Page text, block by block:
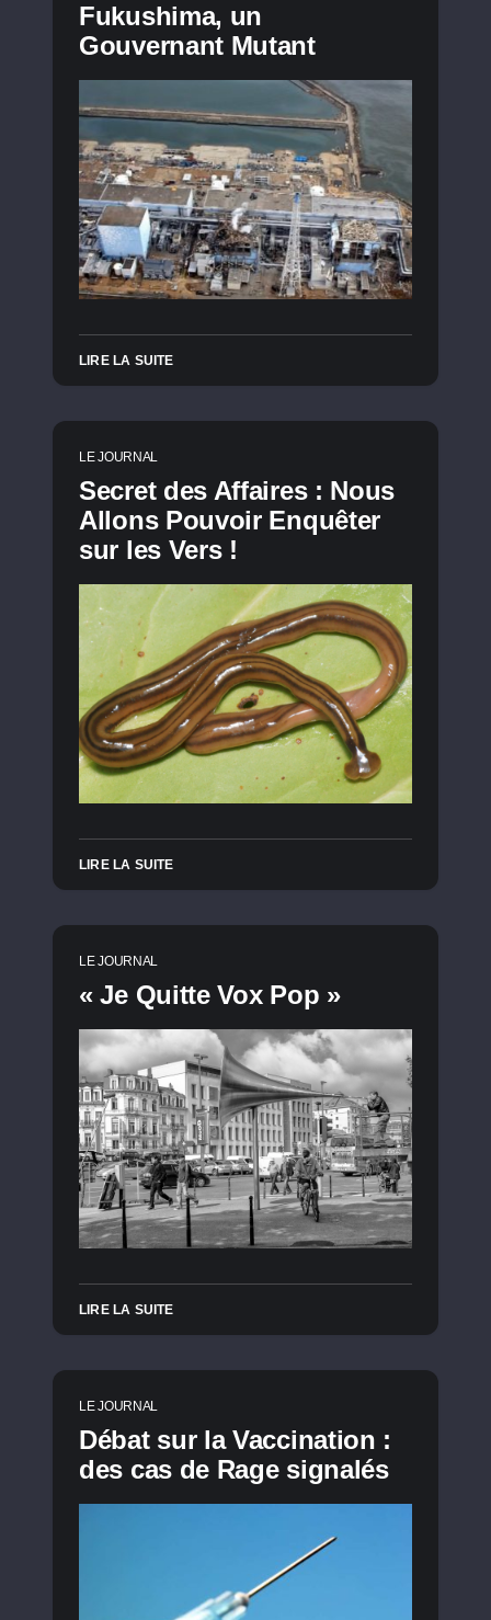
Fukushima, un
Gouvernant Mutant
LIRE LA SUITE
LE JOURNAL
Secret des Affaires : Nous
Allons Pouvoir Enquêter
sur les Vers !
LIRE LA SUITE
LE JOURNAL
« Je Quitte Vox Pop »
LIRE LA SUITE
LE JOURNAL
Débat sur la Vaccination :
des cas de Rage signalés